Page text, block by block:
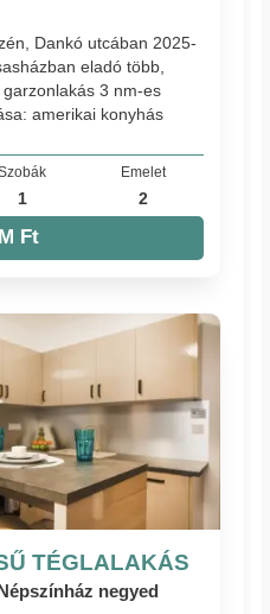
Dankó utcában 2025-
eladó több,
3 nm-es
amerikai konyhás
1
Emelet
2
Ft
TÉGLALAKÁS
negyed